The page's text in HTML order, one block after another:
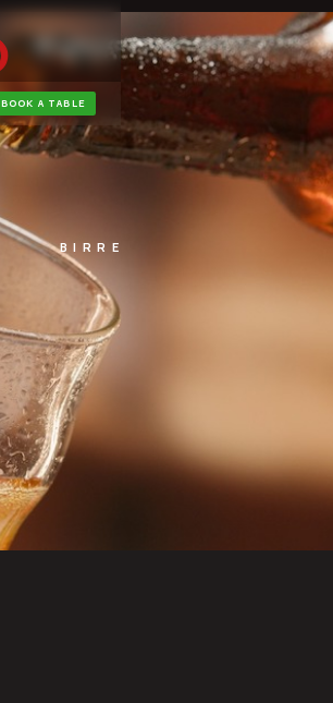
BOOK A TABLE
BIRRE